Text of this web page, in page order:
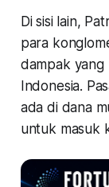
Di sisi lain,
para
dampak
Indonesia.
ada di dana
untuk masuk